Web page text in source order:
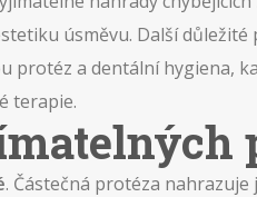
úsměvu. Další
protéz a dentální hygiena,
terapie.
. Částečná protéza